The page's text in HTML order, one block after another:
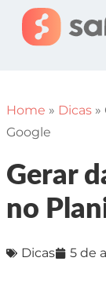
Home » Dicas »
Google
Gerar
no
Dicas 5 de